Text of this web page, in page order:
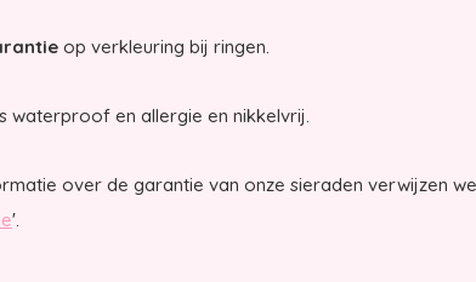
op verkleuring bij ringen.
waterproof en allergie en nikkelvrij.
over de garantie van onze sieraden verwijzen
'.